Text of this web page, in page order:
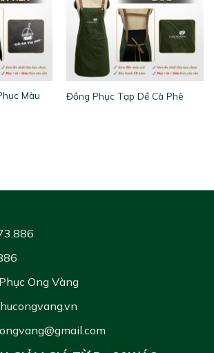
Màu
Đồng Phục Tạp Dề Cà Phê
Ong Vàng